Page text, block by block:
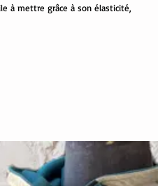
à mettre grâce à son élasticité,